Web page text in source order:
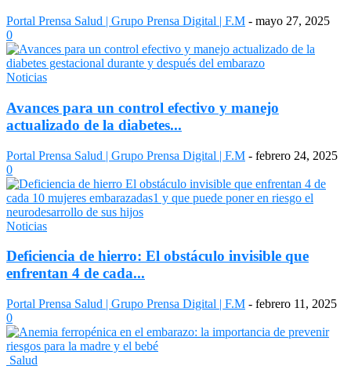
Portal Prensa Salud | Grupo Prensa Digital | F.M - mayo 27, 2025
0
Noticias
Avances para un control efectivo y manejo
actualizado de la diabetes...
Portal Prensa Salud | Grupo Prensa Digital | F.M - febrero 24, 2025
0
Noticias
Deficiencia de hierro: El obstáculo invisible que
enfrentan 4 de cada...
Portal Prensa Salud | Grupo Prensa Digital | F.M - febrero 11, 2025
0
Salud